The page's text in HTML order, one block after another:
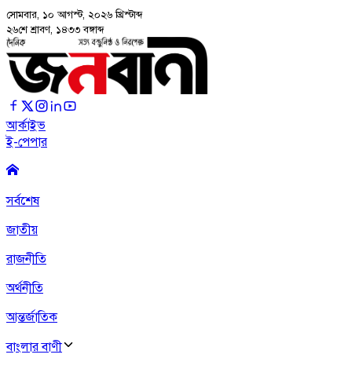
সোমবার, ১০ আগস্ট, ২০২৬ খ্রিস্টাব্দ
২৬শে শ্রাবণ, ১৪৩৩ বঙ্গাব্দ
আর্কাইভ
ই-পেপার
সর্বশেষ
জাতীয়
রাজনীতি
অর্থনীতি
আন্তর্জাতিক
বাংলার বাণী